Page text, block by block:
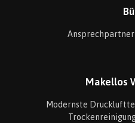
Makellos
Modernste